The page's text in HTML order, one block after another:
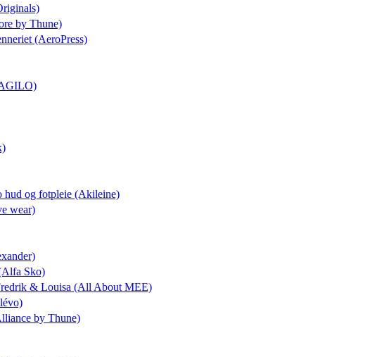
by Thune)
(AeroPress)
hud og fotpleie (Akileine)
wear)
Sko)
& Louisa (All About MEE)
by Thune)